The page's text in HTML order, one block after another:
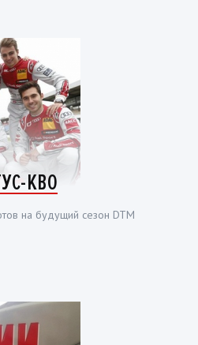
КВО
на будущий сезон DTM